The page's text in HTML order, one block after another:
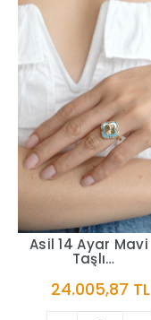
Asil 14 Ayar Mavi
Taşlı
YZK3338
24.005,87 TL